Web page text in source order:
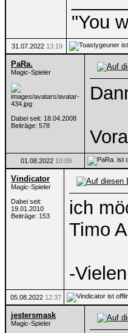
"You
31.07.2022 13:19
PaRa.
Magic-Spieler
Dabei seit: 18.04.2008
Beiträge: 578
01.08.2022 10:09
Vindicator
Magic-Spieler
Dabei seit:
19.01.2010
Beiträge: 153
ich
Timo
-
05.08.2022 12:37
jestersmask
Magic-Spieler